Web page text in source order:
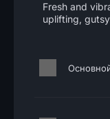
Fresh and
uplifting,